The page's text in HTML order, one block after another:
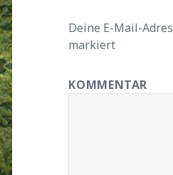
Deine E-Mail-
markiert
KOMMENTAR